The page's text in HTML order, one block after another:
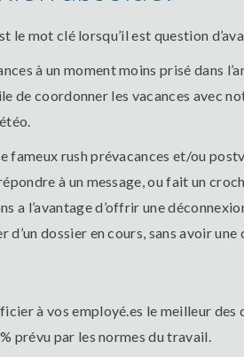
le mot clé lorsqu’il est question
à un moment moins prisé dans
de coordonner les vacances avec
fameux rush prévacances et/ou
à un message, ou fait un
a l’avantage d’offrir une
dossier en cours, sans avoir
à vos employé.es le meilleur
prévu par les normes du travail.